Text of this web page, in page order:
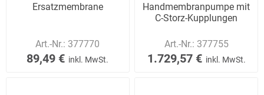
Ersatzmembrane
Art.-Nr.: 377770
89,49 € inkl. MwSt.
Handmembranpumpe mit
C-Storz-Kupplungen
Art.-Nr.: 377755
1.729,57 € inkl. MwSt.